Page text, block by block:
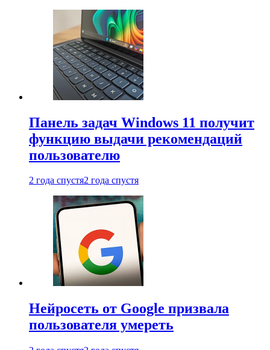
Панель задач Windows 11 получит
функцию выдачи рекомендаций
пользователю
2 года спустя2 года спустя
Нейросеть от Google призвала
пользователя умереть